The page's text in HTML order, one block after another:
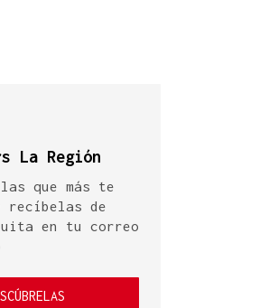
La Región
que más te
recíbelas de
en tu correo